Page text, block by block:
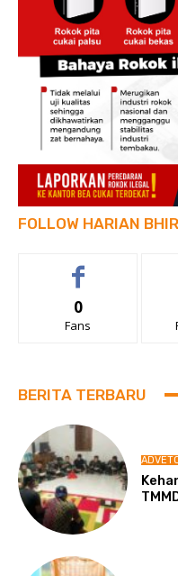
FOLLOW HARIAN
0
Fans
BERITA TERBARU